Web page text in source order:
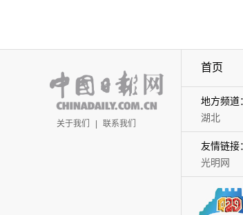
关于我们 | 联系我们
首页
地方频道：
湖北
友情链接：
光明网